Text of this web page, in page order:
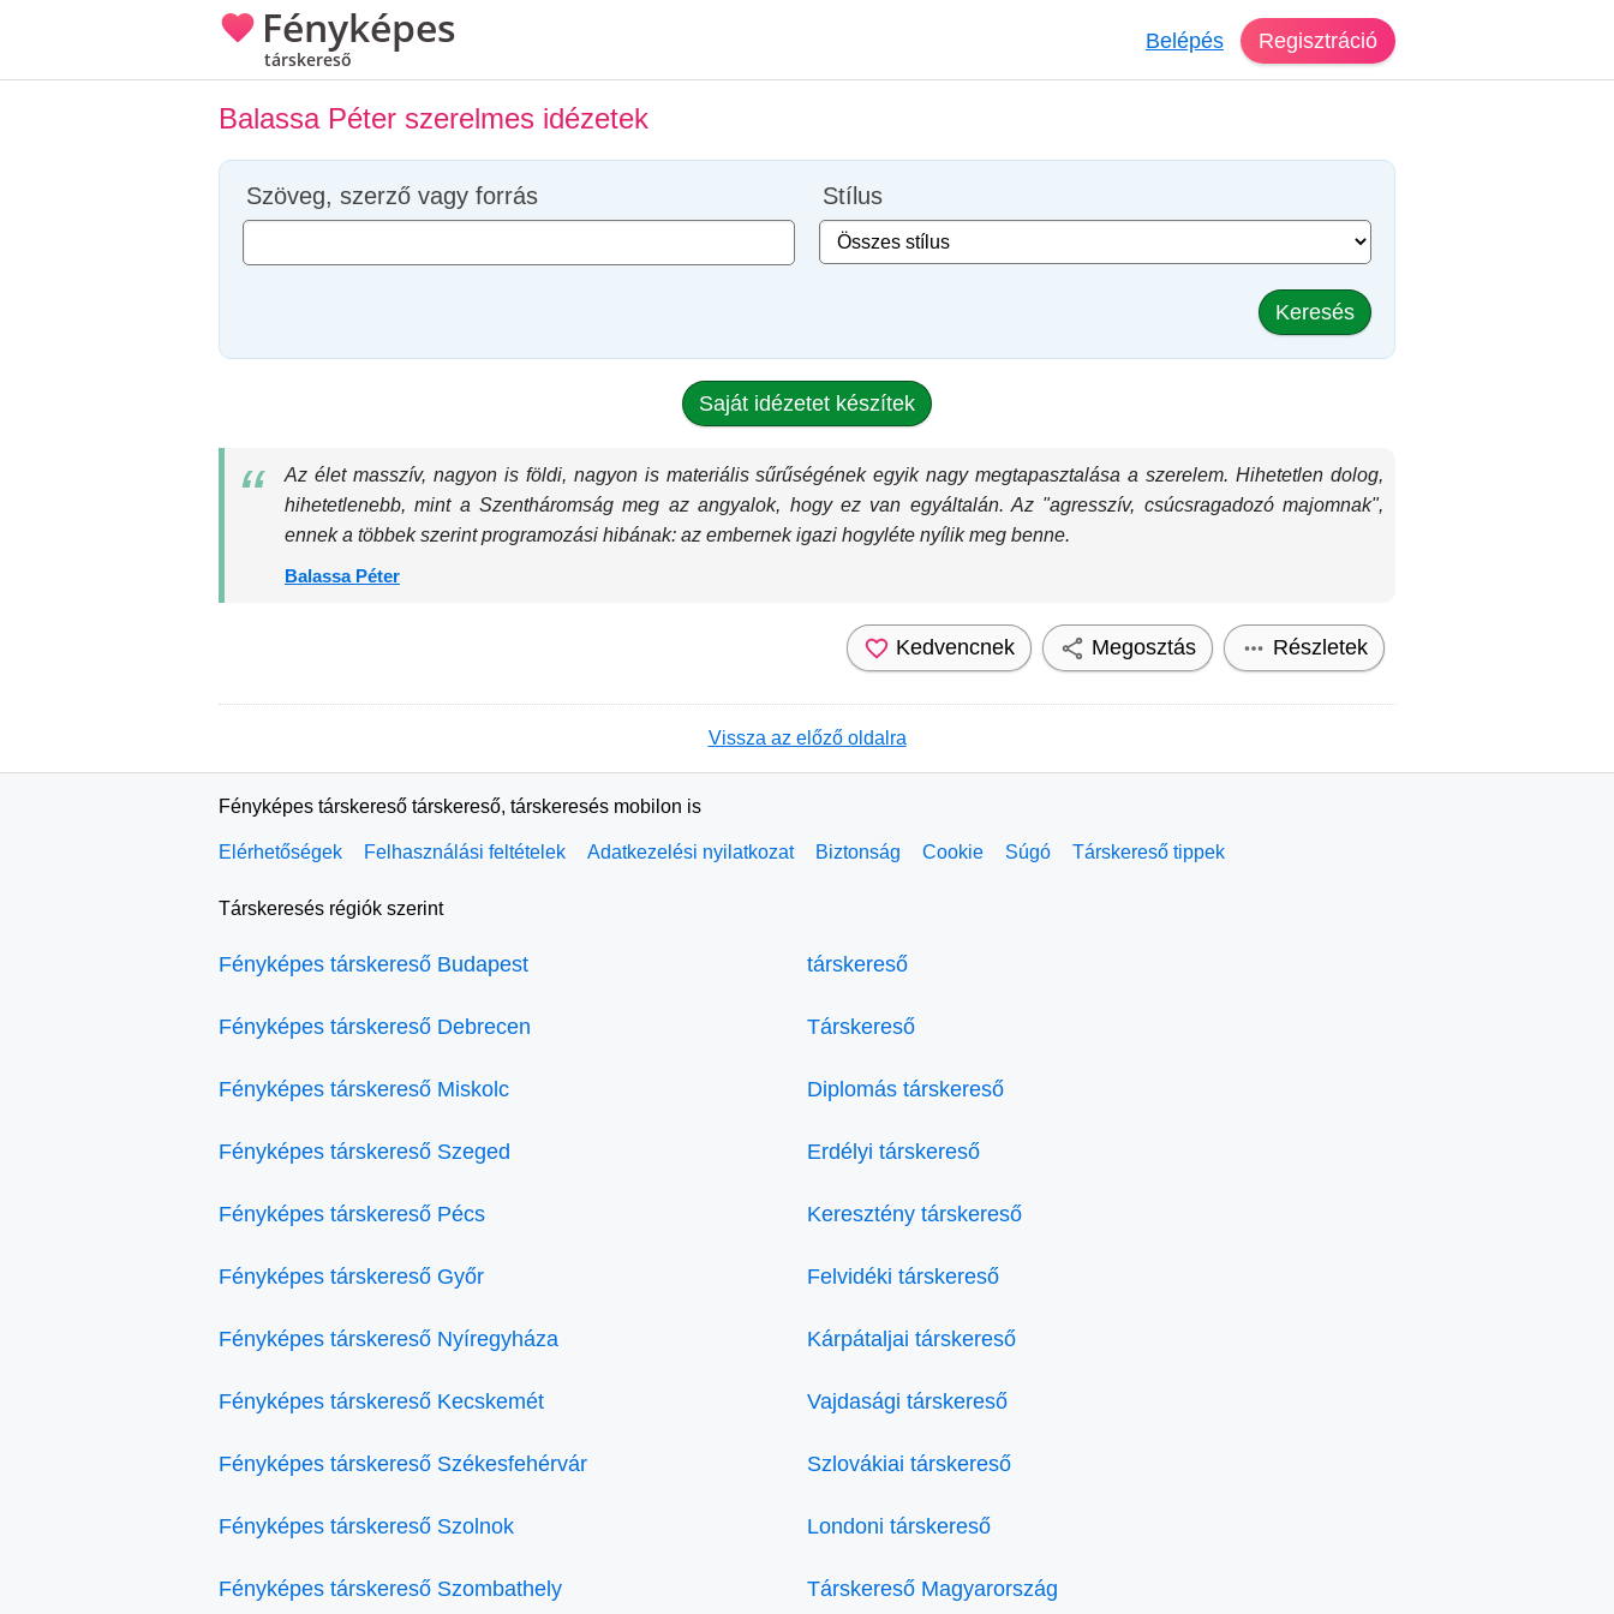
Fényképes
társkereső
Belépés Regisztráció
Balassa Péter szerelmes idézetek
Szöveg, szerző vagy forrás Stílus
Keresés
Saját idézetet készítek
Az élet masszív, nagyon is földi, nagyon is materiális sűrűségének egyik nagy megtapasztalása a szerelem. Hihetetlen dolog,
hihetetlenebb, mint a Szentháromság meg az angyalok, hogy ez van egyáltalán. Az "agresszív, csúcsragadozó majomnak",
ennek a többek szerint programozási hibának: az embernek igazi hogyléte nyílik meg benne.
Balassa Péter
Kedvencnek Megosztás Részletek
Vissza az előző oldalra
Fényképes társkereső társkereső, társkeresés mobilon is
Elérhetőségek Felhasználási feltételek Adatkezelési nyilatkozat Biztonság Cookie Súgó Társkereső tippek
Társkeresés régiók szerint
Fényképes társkereső Budapest
Fényképes társkereső Debrecen
Fényképes társkereső Miskolc
Fényképes társkereső Szeged
Fényképes társkereső Pécs
Fényképes társkereső Győr
Fényképes társkereső Nyíregyháza
Fényképes társkereső Kecskemét
Fényképes társkereső Székesfehérvár
Fényképes társkereső Szolnok
Fényképes társkereső Szombathely
társkereső
Társkereső
Diplomás társkereső
Erdélyi társkereső
Keresztény társkereső
Felvidéki társkereső
Kárpátaljai társkereső
Vajdasági társkereső
Szlovákiai társkereső
Londoni társkereső
Társkereső Magyarország